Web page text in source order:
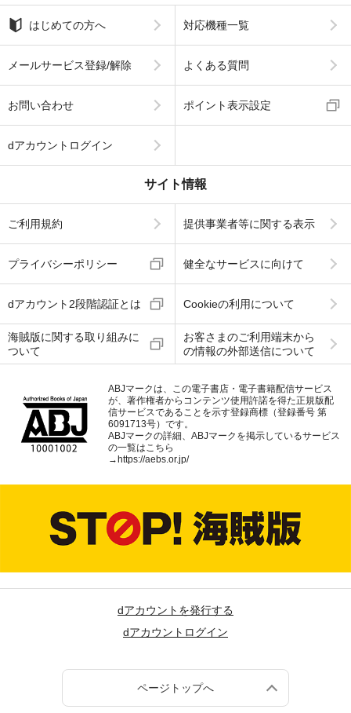
はじめての方へ 対応機種一覧
メールサービス登録/解除 よくある質問
お問い合わせ ポイント表示設定
dアカウントログイン
サイト情報
ご利用規約 提供事業者等に関する表示
プライバシーポリシー 健全なサービスに向けて
dアカウント2段階認証とは Cookieの利用について
海賊版に関する取り組みに
ついて
お客さまのご利用端末から
の情報の外部送信について
ABJマークは、この電子書店・電子書籍配信サービス
が、著作権者からコンテンツ使用許諾を得た正規版配
信サービスであることを示す登録商標（登録番号 第
6091713号）です。
ABJマークの詳細、ABJマークを掲示しているサービス
の一覧はこちら
→ https://aebs.or.jp/
dアカウントを発行する
dアカウントログイン
ページトップへ